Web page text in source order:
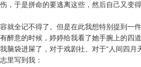
，于是拼命的要逃离这些，然后自己又变
就全记不得了。但是在此我想特别提到一件
醉意的时候，婷婷给我看了她手腕上的四
脑袋进屎了，对于戏剧社、对于“人间四月
里写到我：